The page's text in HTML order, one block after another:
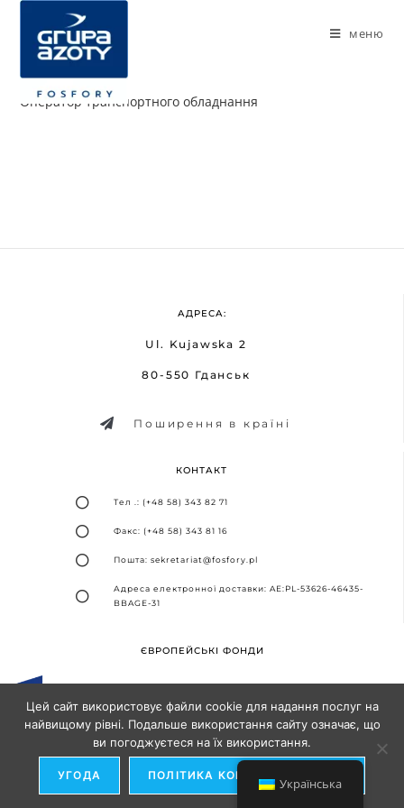
меню
Оператор транспортного обладнання
АДРЕСА:
Ul. Kujawska 2
80-550 Гданськ
Поширення в країні
КОНТАКТ
Тел .: (+48 58) 343 82 71
Факс: (+48 58) 343 81 16
Пошта: sekretariat@fosfory.pl
Адреса електронної доставки: AE:PL-53626-46435-
BBAGE-31
ЄВРОПЕЙСЬКІ ФОНДИ
Дизайн та впровадження - Агентство SEO-партнерів
Українська
Цей сайт використовує файли cookie для надання послуг на
найвищому рівні. Подальше використання сайту означає, що
ви погоджуєтеся на їх використання.
УГОДА ПОЛІТИКА КОНФІДЕНЦІЙНОСТІ